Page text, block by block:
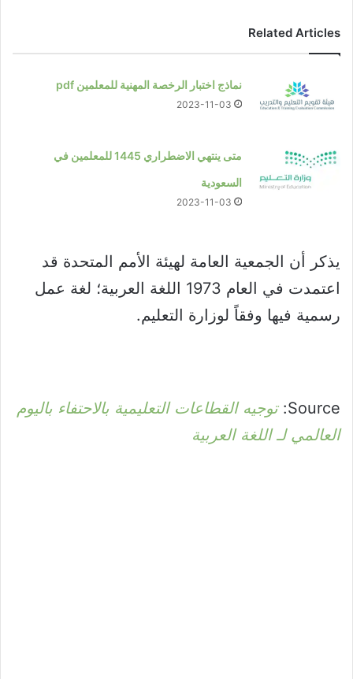
Related Articles
نماذج اختبار الرخصة المهنية للمعلمين pdf
2023-11-03
متى ينتهي الاضطراري 1445 للمعلمين في
السعودية
2023-11-03
يذكر أن الجمعية العامة لهيئة الأمم المتحدة قد
اعتمدت في العام 1973 اللغة العربية؛ لغة عمل
رسمية فيها وفقاً لوزارة التعليم.
Source: توجيه القطاعات التعليمية بالاحتفاء باليوم
العالمي لـ اللغة العربية